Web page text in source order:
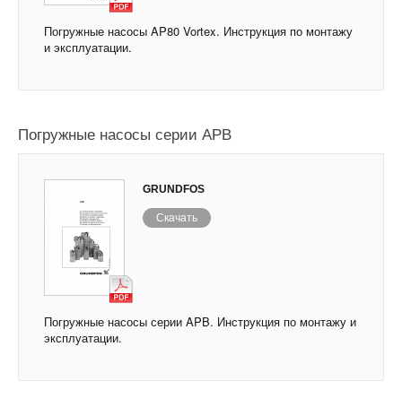
Погружные насосы AP80 Vortex. Инструкция по монтажу
и эксплуатации.
Погружные насосы серии APB
GRUNDFOS
Скачать
Погружные насосы серии APB. Инструкция по монтажу и
эксплуатации.